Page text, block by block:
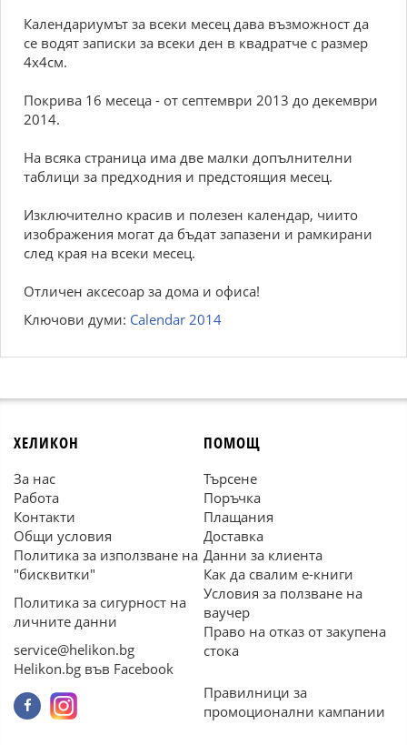
Календариумът за всеки месец дава възможност да
се водят записки за всеки ден в квадратче с размер
4х4см.
Покрива 16 месеца - от септември 2013 до декември
2014.
На всяка страница има две малки допълнителни
таблици за предходния и предстоящия месец.
Изключително красив и полезен календар, чиито
изображения могат да бъдат запазени и рамкирани
след края на всеки месец.
Отличен аксесоар за дома и офиса!
Ключови думи: Calendar 2014
ХЕЛИКОН
За нас
Работа
Контакти
Общи условия
Политика за използване на
"бисквитки"
Политика за сигурност на
личните данни
service@helikon.bg
Helikon.bg във Facebook
ПОМОЩ
Търсене
Поръчка
Плащания
Доставка
Данни за клиента
Как да свалим е-книги
Условия за ползване на
ваучер
Право на отказ от закупена
стока
Правилници за
промоционални кампании